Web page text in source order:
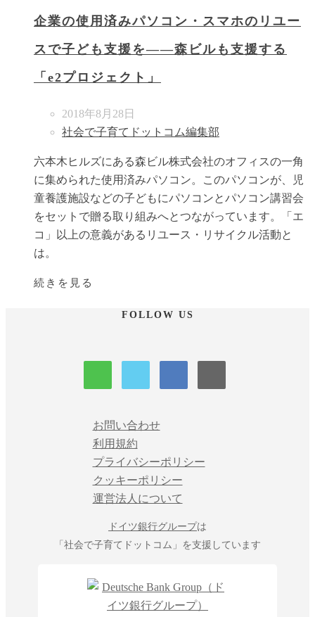
企業の使用済みパソコン・スマホのリユー
スで子ども支援を――森ビルも支援する
「e2プロジェクト」
2018年8月28日
社会で子育てドットコム編集部
六本木ヒルズにある森ビル株式会社のオフィスの一角
に集められた使用済みパソコン。このパソコンが、児
童養護施設などの子どもにパソコンとパソコン講習会
をセットで贈る取り組みへとつながっています。「エ
コ」以上の意義があるリユース・リサイクル活動と
は。
続きを見る
FOLLOW US
お問い合わせ
利用規約
プライバシーポリシー
クッキーポリシー
運営法人について
ドイツ銀行グループは
「社会で子育てドットコム」を支援しています